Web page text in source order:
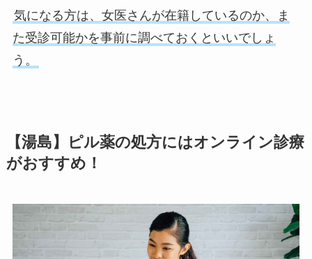
気になる方は、女医さんが在籍しているのか、ま
た受診可能かを事前に調べておくといいでしょ
う。
【湯島】ピル薬の処方にはオンライン診療
がおすすめ！